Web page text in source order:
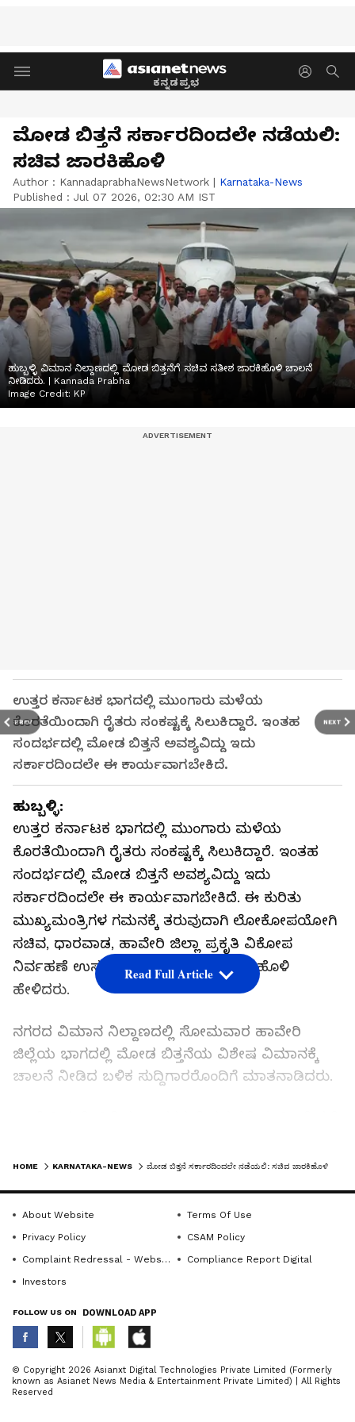
ಕನ್ನಡಪ್ರಭ
PREV NEXT
ಮೋಡ ಬಿತ್ತನೆ ಸರ್ಕಾರದಿಂದಲೇ ನಡೆಯಲಿ:
ಸಚಿವ ಜಾರಕಿಹೊಳಿ
Author : KannadaprabhaNewsNetwork | Karnataka-News
Published : Jul 07 2026, 02:30 AM IST
ಹುಬ್ಬಳ್ಳಿ ವಿಮಾನ ನಿಲ್ದಾಣದಲ್ಲಿ ಮೋಡ ಬಿತ್ತನೆಗೆ ಸಚಿವ ಸತೀಶ ಜಾರಕಿಹೊಳಿ ಚಾಲನೆ
ನೀಡಿದರು. | Kannada Prabha
Image Credit: KP
ಉತ್ತರ ಕರ್ನಾಟಕ ಭಾಗದಲ್ಲಿ ಮುಂಗಾರು ಮಳೆಯ
ಕೊರತೆಯಿಂದಾಗಿ ರೈತರು ಸಂಕಷ್ಟಕ್ಕೆ ಸಿಲುಕಿದ್ದಾರೆ. ಇಂತಹ
ಸಂದರ್ಭದಲ್ಲಿ ಮೋಡ ಬಿತ್ತನೆ ಅವಶ್ಯವಿದ್ದು ಇದು
ಸರ್ಕಾರದಿಂದಲೇ ಈ ಕಾರ್ಯವಾಗಬೇಕಿದೆ.
ಹುಬ್ಬಳ್ಳಿ:
ಉತ್ತರ ಕರ್ನಾಟಕ ಭಾಗದಲ್ಲಿ ಮುಂಗಾರು ಮಳೆಯ
ಕೊರತೆಯಿಂದಾಗಿ ರೈತರು ಸಂಕಷ್ಟಕ್ಕೆ ಸಿಲುಕಿದ್ದಾರೆ. ಇಂತಹ
ಸಂದರ್ಭದಲ್ಲಿ ಮೋಡ ಬಿತ್ತನೆ ಅವಶ್ಯವಿದ್ದು ಇದು
ಸರ್ಕಾರದಿಂದಲೇ ಈ ಕಾರ್ಯವಾಗಬೇಕಿದೆ. ಈ ಕುರಿತು
ಮುಖ್ಯಮಂತ್ರಿಗಳ ಗಮನಕ್ಕೆ ತರುವುದಾಗಿ ಲೋಕೋಪಯೋಗಿ
ಸಚಿವ, ಧಾರವಾಡ, ಹಾವೇರಿ ಜಿಲ್ಲಾ ಪ್ರಕೃತಿ ವಿಕೋಪ
ನಿರ್ವಹಣೆ ಉಸ್ತುವಾರಿ ಮಂತ್ರಿ ಸತೀಶ ಜಾರಕಿಹೊಳಿ
ಹೇಳಿದರು.
ನಗರದ ವಿಮಾನ ನಿಲ್ದಾಣದಲ್ಲಿ ಸೋಮವಾರ ಹಾವೇರಿ
ಜಿಲ್ಲೆಯ ಭಾಗದಲ್ಲಿ ಮೋಡ ಬಿತ್ತನೆಯ ವಿಶೇಷ ವಿಮಾನಕ್ಕೆ
ಚಾಲನೆ ನೀಡಿದ ಬಳಿಕ ಸುದ್ದಿಗಾರರೊಂದಿಗೆ ಮಾತನಾಡಿದರು.
ಮುಂದುವರಿದ ಭಾಗವಾಗಿ ವಿಶೇಷ ವಿಮಾನದ ಮೂಲಕ
ಮೋಡ ಬಿತ್ತನೆ ಕಾರ್ಯಕ್ಕೆ ಚಾಲನೆ ನೀಡಲಾಗಿದೆ. ಇದು
ಸರ್ಕಾರದ ಕಾರ್ಯಕ್ರಮ ಆಗಬೇಕು ಎನ್ನುವುದು ನಮ್ಮ
ಆಶಯ. ಮಳೆ ಕೊರತೆಯಿಂದ ರೈತರಿಗೆ ಉಂಟಾಗಿರುವ
ಸಮಸ್ಯೆ ಗಮನದಲ್ಲಿಟ್ಟುಕೊಂಡು ಅಗತ್ಯ ಕ್ರಮ ಕೈಗೊಳ್ಳುವಂತೆ
ಮುಖ್ಯಮಂತ್ರಿಗೆ ಮನವಿ ಮಾಡಲಾಗಿದೆ ಎಂದರು.
ಪರಿಹಾರಕ್ಕೆ ಕ್ರಮ:
ಜೂನ್ ತಿಂಗಳಲ್ಲಿ ಸಮರ್ಪಕ ಮಳೆಯಾಗದ ಕಾರಣ
Read Full Article
ABOUT THE AUTHOR
K KannadaprabhaNewsNetwork
HOME KARNATAKA-NEWS ಮೋಡ ಬಿತ್ತನೆ ಸರ್ಕಾರದಿಂದಲೇ ನಡೆಯಲಿ: ಸಚಿವ ಜಾರಕಿಹೊಳಿ
About Website
Terms Of Use
Privacy Policy
CSAM Policy
Complaint Redressal - Website
Compliance Report Digital
Investors
FOLLOW US ON DOWNLOAD APP
© Copyright 2026 Asianxt Digital Technologies Private Limited (Formerly
known as Asianet News Media & Entertainment Private Limited) | All Rights
Reserved